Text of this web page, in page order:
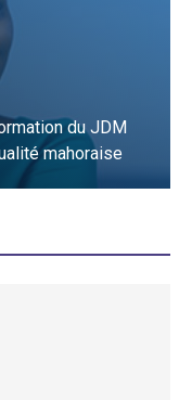
du JDM
mahoraise